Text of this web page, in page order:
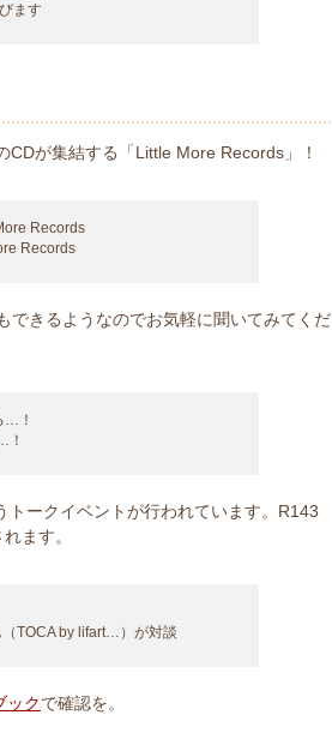
ます
が集結する「Little More Records」！
Records
できるようなのでお気軽に聞いてみてくだ
！
ークイベントが行われています。R143
ます。
TOCA by lifart…）が対談
ックで確認を。